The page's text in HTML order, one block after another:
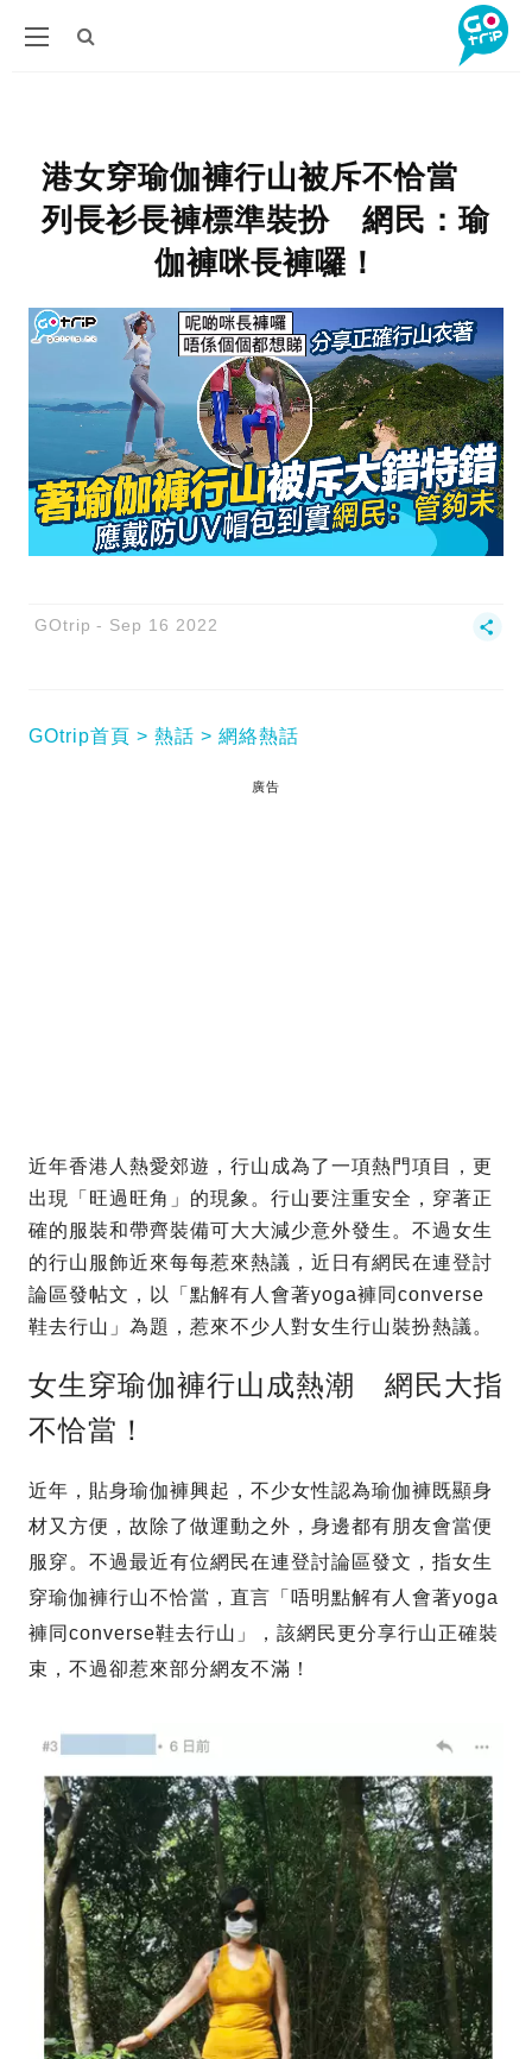
港女穿瑜伽褲行山被斥不恰當
列長衫長褲標準裝扮 網民：瑜
伽褲咪長褲囉！
GOtrip Sep 16 2022
GOtrip首頁 熱話 網絡熱話
廣告
近年香港人熱愛郊遊，行山成為了一項熱門項目，更
出現「旺過旺角」的現象。行山要注重安全，穿著正
確的服裝和帶齊裝備可大大減少意外發生。不過女生
的行山服飾近來每每惹來熱議，近日有網民在連登討
論區發帖文，以「點解有人會著yoga褲同converse
鞋去行山」為題，惹來不少人對女生行山裝扮熱議。
女生穿瑜伽褲行山成熱潮 網民大指
不恰當！
近年，貼身瑜伽褲興起，不少女性認為瑜伽褲既顯身
材又方便，故除了做運動之外，身邊都有朋友會當便
服穿。不過最近有位網民在連登討論區發文，指女生
穿瑜伽褲行山不恰當，直言「唔明點解有人會著yoga
褲同converse鞋去行山」，該網民更分享行山正確裝
束，不過卻惹來部分網友不滿！